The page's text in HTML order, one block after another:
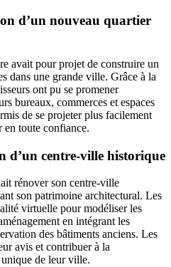
d’un nouveau quartier
avait pour projet de construire un
dans une grande ville. Grâce à la
ont pu se promener
bureaux, commerces et espaces
de se projeter plus facilement
en toute confiance.
d’un centre-ville historique
rénover son centre-ville
son patrimoine architectural. Les
virtuelle pour modéliser les
en intégrant les
des bâtiments anciens. Les
avis et contribuer à la
de leur ville.